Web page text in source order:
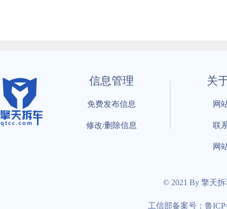
信息管理
免费发布信息
修改/删除信息
关
网
联
网
© 2021 By 擎天
工信部备案号：鲁